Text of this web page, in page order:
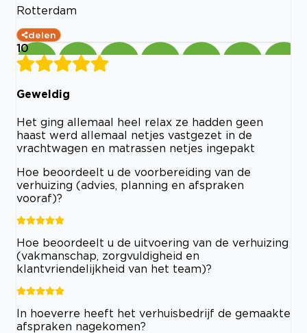
Rotterdam
delen
10
Geweldig
Het ging allemaal heel relax ze hadden geen
haast werd allemaal netjes vastgezet in de
vrachtwagen en matrassen netjes ingepakt
Hoe beoordeelt u de voorbereiding van de
verhuizing (advies, planning en afspraken
vooraf)?
Hoe beoordeelt u de uitvoering van de verhuizing
(vakmanschap, zorgvuldigheid en
klantvriendelijkheid van het team)?
In hoeverre heeft het verhuisbedrijf de gemaakte
afspraken nagekomen?